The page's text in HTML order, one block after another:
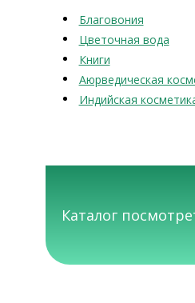
Благовония
Цветочная вода
Книги
Аюрведическая
Индийская
Каталог